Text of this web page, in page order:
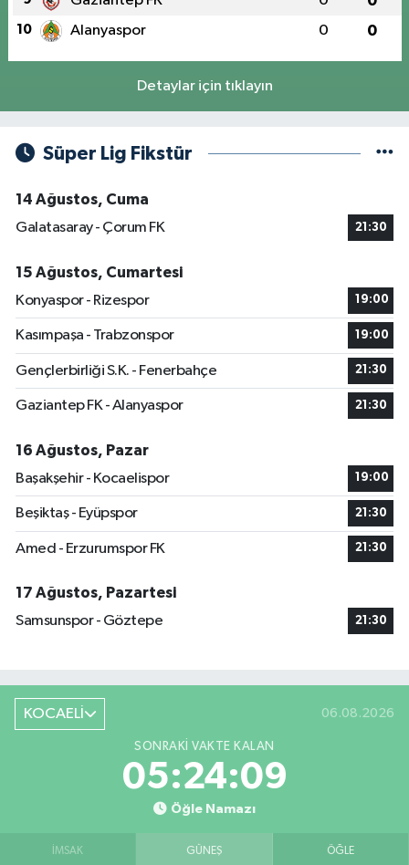
10 Alanyaspor 0 0
Detaylar için tıklayın
Süper Lig Fikstür
14 Ağustos, Cuma
Galatasaray - Çorum FK
21:30
15 Ağustos, Cumartesi
Konyaspor - Rizespor
19:00
Kasımpaşa - Trabzonspor 19:00
Gençlerbirliği S.K. - Fenerbahçe 21:30
Gaziantep FK - Alanyaspor 21:30
16 Ağustos, Pazar
Başakşehir - Kocaelispor
19:00
Beşiktaş - Eyüpspor 21:30
Amed - Erzurumspor FK 21:30
17 Ağustos, Pazartesi
Samsunspor - Göztepe
21:30
KOCAELİ 06.08.2026
SONRAKI VAKTE KALAN
05:24:09
Öğle Namazı
İMSAK GÜNEŞ ÖĞLE